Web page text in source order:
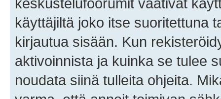
käyttäjiltä joko itse suoritettuna
kirjautua sisään. Kun
aktivoinnista ja kuinka se tulee
noudata siinä tulleita ohjeita.